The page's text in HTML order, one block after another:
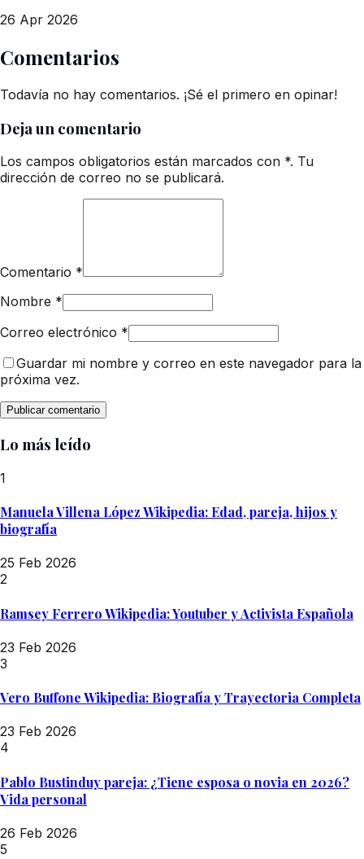
26 Apr 2026
Comentarios
Todavía no hay comentarios. ¡Sé el primero en opinar!
Deja un comentario
Los campos obligatorios están marcados con *. Tu
dirección de correo no se publicará.
Comentario *
Nombre *
Correo electrónico *
Guardar mi nombre y correo en este navegador para la
próxima vez.
Lo más leído
1
Manuela Villena López Wikipedia: Edad, pareja, hijos y
biografía
25 Feb 2026
2
Ramsey Ferrero Wikipedia: Youtuber y Activista Española
23 Feb 2026
3
Vero Buffone Wikipedia: Biografía y Trayectoria Completa
23 Feb 2026
4
Pablo Bustinduy pareja: ¿Tiene esposa o novia en 2026?
Vida personal
26 Feb 2026
5